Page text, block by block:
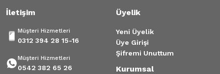
İletişim
Müşteri Hizmetleri
0312 394 28 15-16
Müşteri Hizmetleri
0542 382 65 26
Üyelik
Yeni Üyelik
Üye Girişi
Şifremi Unuttum
Kurumsal